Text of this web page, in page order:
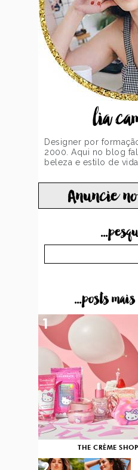
lia
Designer por
2000. Aqui no blog
beleza e estilo de
Anuncie
...posts mais
THE CRÈME
1